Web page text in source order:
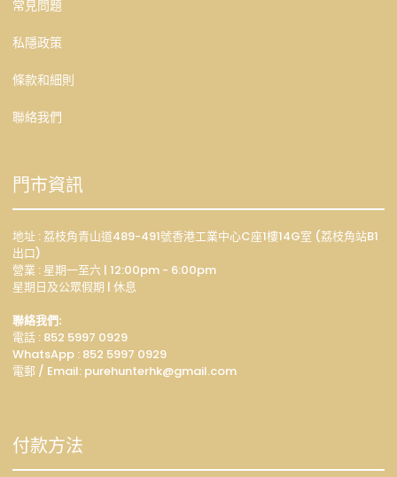
常見問題
私隱政策
條款和細則
聯絡我們
門市資訊
地址 : 荔枝角青山道489-491號香港工業中心C座1樓14G室 (荔枝角站B1
出口)
營業 : 星期一至六 | 12:00pm - 6:00pm
星期日及公眾假期 | 休息
聯絡我們:
電話 : 852 5997 0929
WhatsApp : 852 5997 0929
電郵 / Email: purehunterhk@gmail.com
付款方法